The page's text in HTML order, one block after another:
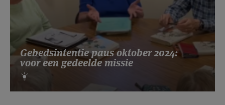
Gebedsintentie paus oktober 2024:
voor een gedeelde missie